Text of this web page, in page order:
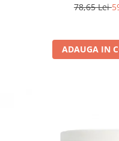
78,65 Lei
ADAUGA IN